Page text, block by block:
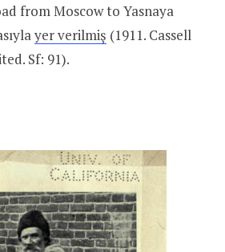
from Moscow to Yasnaya
yer verilmiş (1911. Cassell
Sf: 91).